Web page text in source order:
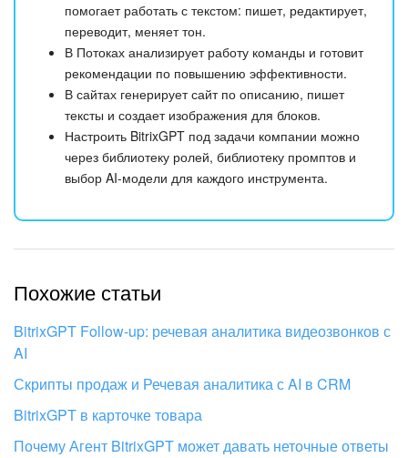
помогает работать с текстом: пишет, редактирует,
переводит, меняет тон.
В Потоках анализирует работу команды и готовит
рекомендации по повышению эффективности.
В сайтах генерирует сайт по описанию, пишет
тексты и создает изображения для блоков.
Настроить BitrixGPT под задачи компании можно
через библиотеку ролей, библиотеку промптов и
выбор AI-модели для каждого инструмента.
Похожие статьи
BitrixGPT Follow-up: речевая аналитика видеозвонков с
AI
Скрипты продаж и Речевая аналитика с AI в CRM
BitrixGPT в карточке товара
Почему Агент BitrixGPT может давать неточные ответы